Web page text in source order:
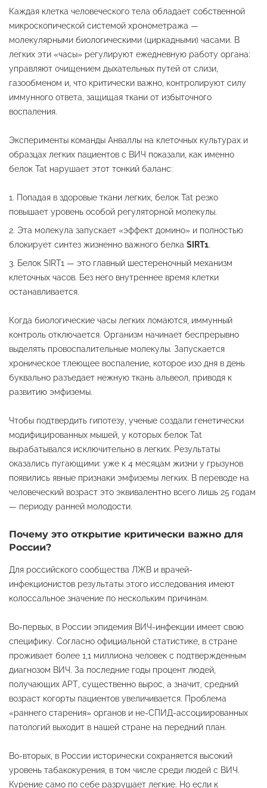
Каждая клетка человеческого тела обладает собственной
микроскопической системой хронометража —
молекулярными биологическими (циркадными) часами. В
легких эти «часы» регулируют ежедневную работу органа:
управляют очищением дыхательных путей от слизи,
газообменом и, что критически важно, контролируют силу
иммунного ответа, защищая ткани от избыточного
воспаления.
Эксперименты команды Анваллы на клеточных культурах и
образцах легких пациентов с ВИЧ показали, как именно
белок Tat нарушает этот тонкий баланс:
Попадая в здоровые ткани легких, белок Tat резко
повышает уровень особой регуляторной молекулы.
Эта молекула запускает «эффект домино» и полностью
блокирует синтез жизненно важного белка SIRT1.
Белок SIRT1 — это главный шестереночный механизм
клеточных часов. Без него внутреннее время клетки
останавливается.
Когда биологические часы легких ломаются, иммунный
контроль отключается. Организм начинает беспрерывно
выделять провоспалительные молекулы. Запускается
хроническое тлеющее воспаление, которое изо дня в день
буквально разъедает нежную ткань альвеол, приводя к
развитию эмфиземы.
Чтобы подтвердить гипотезу, ученые создали генетически
модифицированных мышей, у которых белок Tat
вырабатывался исключительно в легких. Результаты
оказались пугающими: уже к 4 месяцам жизни у грызунов
появились явные признаки эмфиземы легких. В переводе на
человеческий возраст это эквивалентно всего лишь 25 годам
— периоду ранней молодости.
Почему это открытие критически важно для
России?
Для российского сообщества ЛЖВ и врачей-
инфекционистов результаты этого исследования имеют
колоссальное значение по нескольким причинам.
Во-первых, в России эпидемия ВИЧ-инфекции имеет свою
специфику. Согласно официальной статистике, в стране
проживает более 1,1 миллиона человек с подтвержденным
диагнозом ВИЧ. За последние годы процент людей,
получающих АРТ, существенно вырос, а значит, средний
возраст когорты пациентов увеличивается. Проблема
«раннего старения» органов и не-СПИД-ассоциированных
патологий выходит в нашей стране на передний план.
Во-вторых, в России исторически сохраняется высокий
уровень табакокурения, в том числе среди людей с ВИЧ.
Курение само по себе разрушает легкие. Но если к